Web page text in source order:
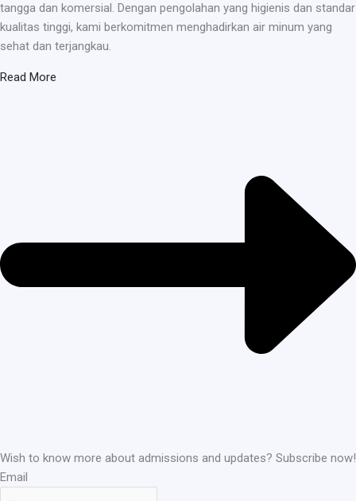
tangga dan komersial. Dengan pengolahan yang higienis dan standar
kualitas tinggi, kami berkomitmen menghadirkan air minum yang
sehat dan terjangkau.
Read More
Wish to know more about admissions and updates? Subscribe now!
Email